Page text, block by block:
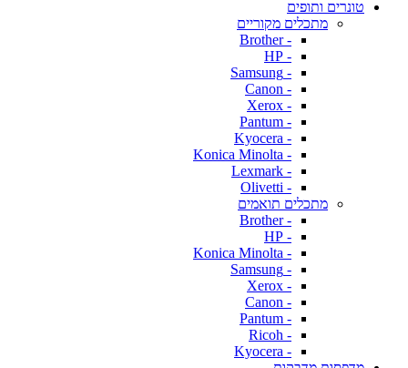
טונרים ותופים
מתכלים מקוריים
- Brother
- HP
- Samsung
- Canon
- Xerox
- Pantum
- Kyocera
- Konica Minolta
- Lexmark
- Olivetti
מתכלים תואמים
- Brother
- HP
- Konica Minolta
- Samsung
- Xerox
- Canon
- Pantum
- Ricoh
- Kyocera